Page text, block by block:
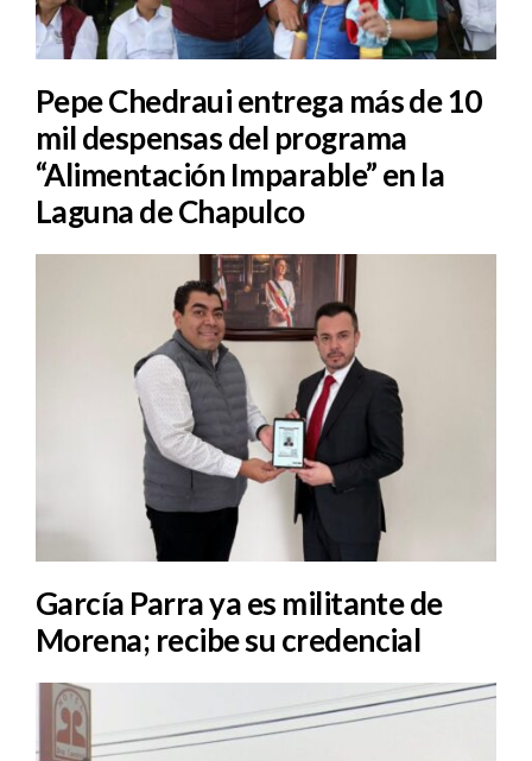
Pepe Chedraui entrega más de 10
mil despensas del programa
“Alimentación Imparable” en la
Laguna de Chapulco
García Parra ya es militante de
Morena; recibe su credencial